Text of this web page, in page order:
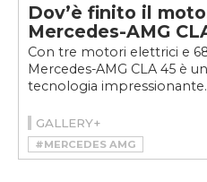
Dov’è finito il
Mercedes-AMG
Con tre motori elettrici e
Mercedes-AMG CLA 45 è
tecnologia impressionante.
GALLERY+
#MERCEDES AMG
#MERCEDES-AMG CLA 45